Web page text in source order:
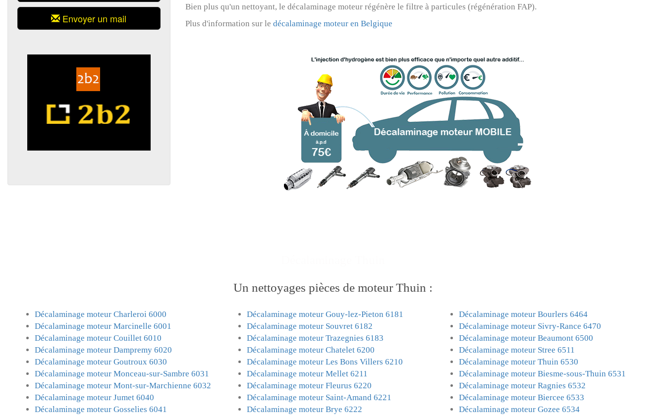
Envoyer un mail
Bien plus qu'un nettoyant, le décalaminage moteur régénère le filtre à particules (régénération FAP).
Plus d'information sur le décalaminage moteur en Belgique
Un nettoyages pièces de moteur Thuin :
Décalaminage moteur Charleroi 6000
Décalaminage moteur Marcinelle 6001
Décalaminage moteur Couillet 6010
Décalaminage moteur Dampremy 6020
Décalaminage moteur Goutroux 6030
Décalaminage moteur Monceau-sur-Sambre 6031
Décalaminage moteur Mont-sur-Marchienne 6032
Décalaminage moteur Jumet 6040
Décalaminage moteur Gosselies 6041
Décalaminage moteur Gouy-lez-Pieton 6181
Décalaminage moteur Souvret 6182
Décalaminage moteur Trazegnies 6183
Décalaminage moteur Chatelet 6200
Décalaminage moteur Les Bons Villers 6210
Décalaminage moteur Mellet 6211
Décalaminage moteur Fleurus 6220
Décalaminage moteur Saint-Amand 6221
Décalaminage moteur Brye 6222
Décalaminage moteur Bourlers 6464
Décalaminage moteur Sivry-Rance 6470
Décalaminage moteur Beaumont 6500
Décalaminage moteur Stree 6511
Décalaminage moteur Thuin 6530
Décalaminage moteur Biesme-sous-Thuin 6531
Décalaminage moteur Ragnies 6532
Décalaminage moteur Biercee 6533
Décalaminage moteur Gozee 6534